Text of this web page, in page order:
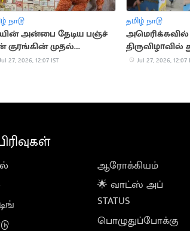
நாடு
அன்பை தேடிய பஞ்ச்
குரங்கின் முதல்
நெகிழ்ந்த மக்கள்
Jul 27, 2026, 12:07 IST
தமிழ் நாடு
திருவிழாவில்
பேர் பலி
Jul 27, 2026, 12:07
ஆரோக்கியம்
🌟 வாட்ஸ் அப்
STATUS
பொழுதுப்போக்கு